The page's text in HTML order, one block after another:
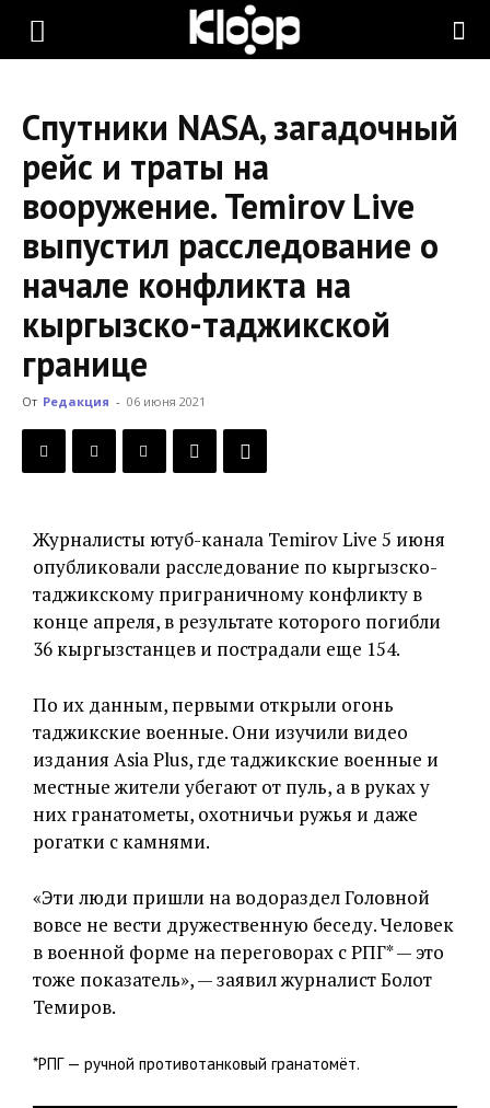
KLOOP.KG
Новости
Кыргызстана
Спутники NASA, загадочный
рейс и траты на
вооружение. Temirov Live
выпустил расследование о
начале конфликта на
кыргызско-таджикской
границе
От Редакция - 06 июня 2021
Журналисты ютуб-канала Temirov Live 5 июня
опубликовали расследование по кыргызско-
таджикскому приграничному конфликту в
конце апреля, в результате которого погибли
36 кыргызстанцев и пострадали еще 154.
По их данным, первыми открыли огонь
таджикские военные. Они изучили видео
издания Asia Plus, где таджикские военные и
местные жители убегают от пуль, а в руках у
них гранатометы, охотничьи ружья и даже
рогатки с камнями.
«Эти люди пришли на водораздел Головной
вовсе не вести дружественную беседу. Человек
в военной форме на переговорах с РПГ* — это
тоже показатель», — заявил журналист Болот
Темиров.
*РПГ — ручной противотанковый гранатомёт.